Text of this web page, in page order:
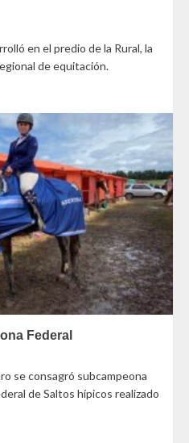
en el predio de la Rural, la
de equitación.
Federal
se consagró subcampeona
de Saltos hípicos realizado